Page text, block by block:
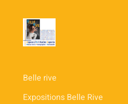
Belle rive
Expositions Belle Rive